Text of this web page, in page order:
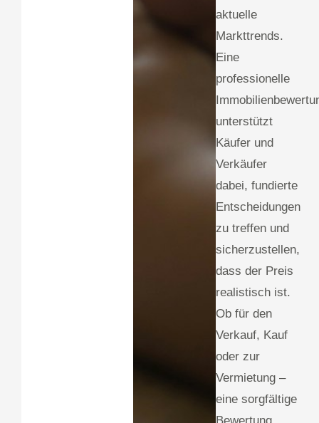
aktuelle
Markttrends.
Eine
professionelle
unterstützt
Käufer und
Verkäufer
dabei, fundierte
Entscheidungen
zu treffen und
sicherzustellen,
dass der Preis
realistisch ist.
Ob für den
Verkauf, Kauf
oder zur
Vermietung –
eine sorgfältige